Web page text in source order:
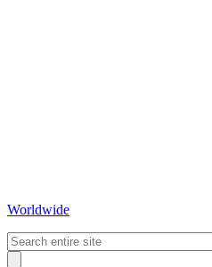
Worldwide